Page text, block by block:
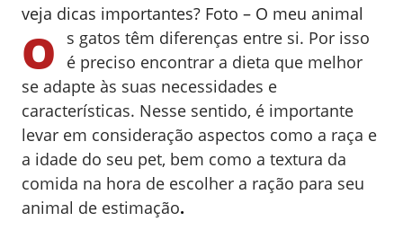
veja dicas importantes? Foto – O meu animal
O
s gatos têm diferenças entre si. Por isso
é preciso encontrar a dieta que melhor
se adapte às suas necessidades e
características. Nesse sentido, é importante
levar em consideração aspectos como a raça e
a idade do seu pet, bem como a textura da
comida na hora de escolher a ração para seu
animal de estimação.